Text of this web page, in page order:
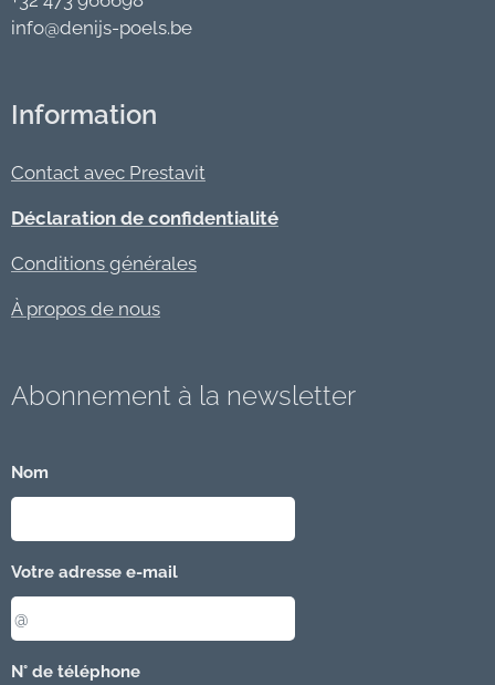
info@denijs-poels.be
Information
Contact avec Prestavit
Déclaration de confidentialité
Conditions générales
À propos de nous
Abonnement à la newsletter
Nom
Votre adresse e-mail
N° de téléphone